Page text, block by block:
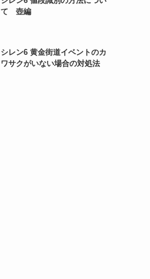
て 壺編
シレン6 黄金街道イベントのカ
ワサクがいない場合の対処法